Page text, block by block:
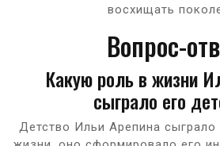
восхищать
Вопрос-
Какую роль в жизни
сыграло его
Детство Ильи Арепина